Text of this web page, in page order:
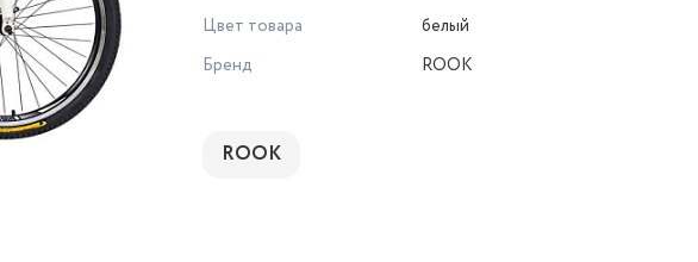
Цвет товара
белый
Бренд
ROOK
ROOK